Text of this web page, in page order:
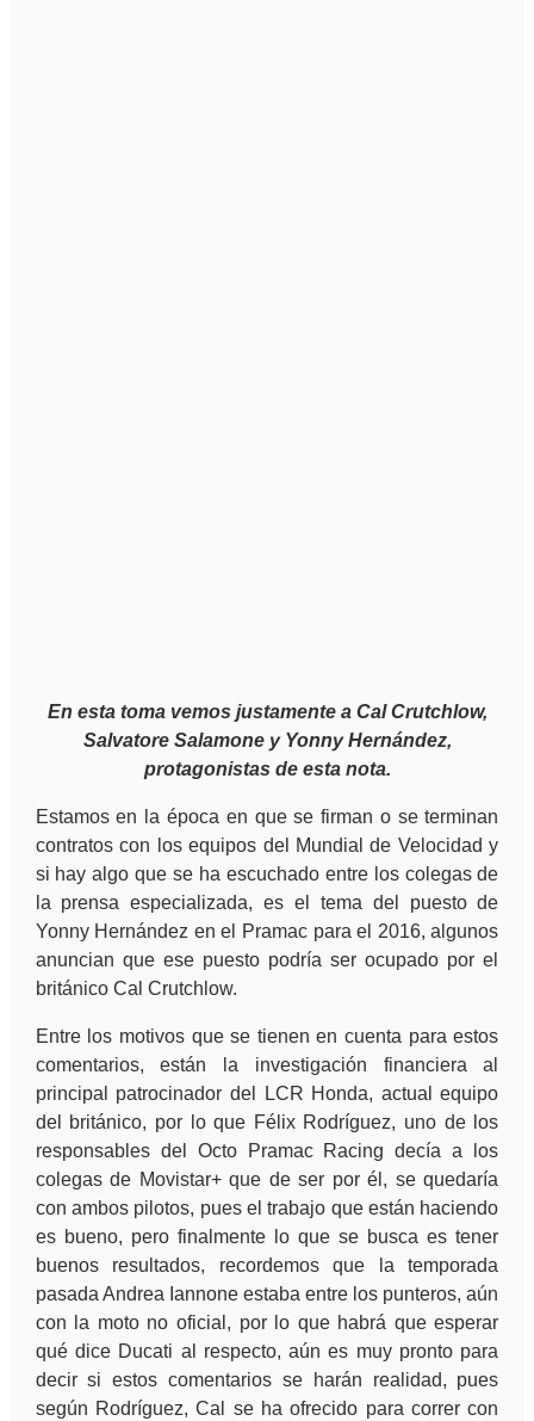
En esta toma vemos justamente a Cal Crutchlow,
Salvatore Salamone y Yonny Hernández,
protagonistas de esta nota.
Estamos en la época en que se firman o se terminan
contratos con los equipos del Mundial de Velocidad y
si hay algo que se ha escuchado entre los colegas de
la prensa especializada, es el tema del puesto de
Yonny Hernández en el Pramac para el 2016, algunos
anuncian que ese puesto podría ser ocupado por el
británico Cal Crutchlow.
Entre los motivos que se tienen en cuenta para estos
comentarios, están la investigación financiera al
principal patrocinador del LCR Honda, actual equipo
del británico, por lo que Félix Rodríguez, uno de los
responsables del Octo Pramac Racing decía a los
colegas de Movistar+ que de ser por él, se quedaría
con ambos pilotos, pues el trabajo que están haciendo
es bueno, pero finalmente lo que se busca es tener
buenos resultados, recordemos que la temporada
pasada Andrea Iannone estaba entre los punteros, aún
con la moto no oficial, por lo que habrá que esperar
qué dice Ducati al respecto, aún es muy pronto para
decir si estos comentarios se harán realidad, pues
según Rodríguez, Cal se ha ofrecido para correr con